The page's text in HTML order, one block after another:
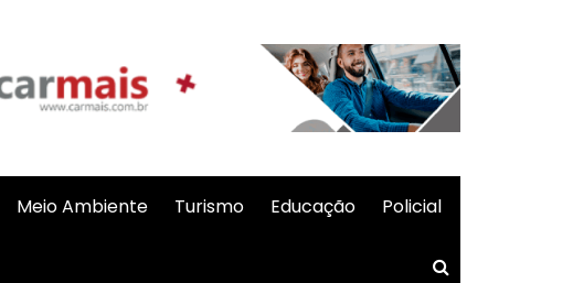
Meio Ambiente Turismo Educação Policial